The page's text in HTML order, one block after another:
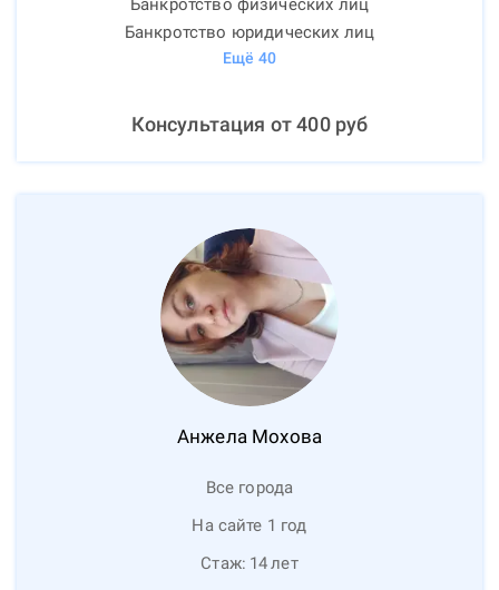
Банкротство физических лиц
Банкротство юридических лиц
Ещё 40
Консультация от400руб
Анжела Мохова
Все города
На сайте 1 год
Стаж: 14лет